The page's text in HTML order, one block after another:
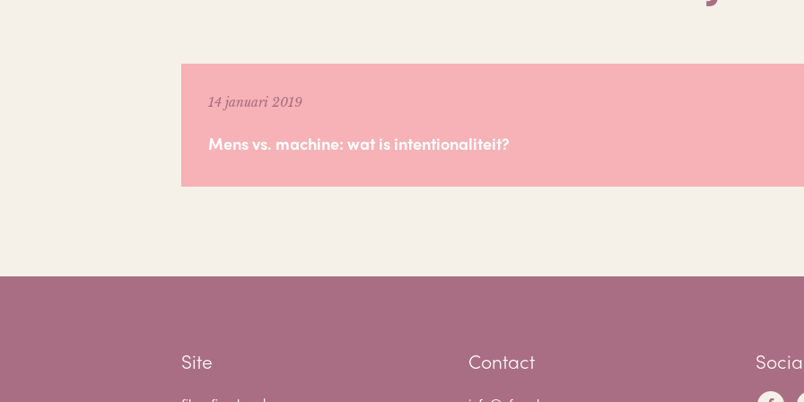
14 januari 2019
Mens vs. machine: wat is intentionaliteit?
Site Contact